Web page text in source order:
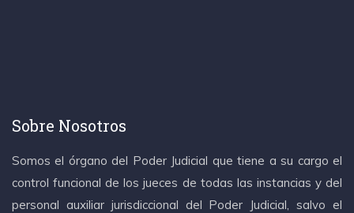
Sobre Nosotros
Somos el órgano del Poder Judicial que tiene a su cargo el
control funcional de los jueces de todas las instancias y del
personal auxiliar jurisdiccional del Poder Judicial, salvo el